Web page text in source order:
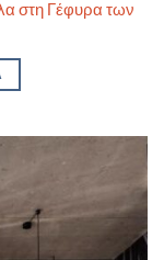
στη Γέφυρα των